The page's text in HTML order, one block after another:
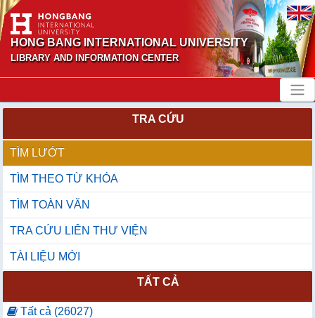
HONG BANG INTERNATIONAL UNIVERSITY
LIBRARY AND INFORMATION CENTER
TRA CỨU
TÌM LƯỚT
TÌM THEO TỪ KHÓA
TÌM TOÀN VĂN
TRA CỨU LIÊN THƯ VIỆN
TÀI LIỆU MỚI
TẤT CẢ
Tất cả (26027)